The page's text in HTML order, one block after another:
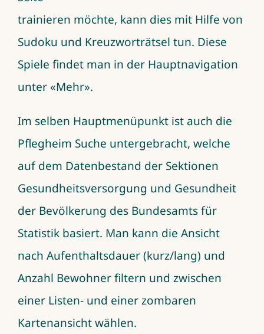
trainieren möchte, kann dies mit Hilfe von
Sudoku und Kreuzworträtsel tun. Diese
Spiele findet man in der Hauptnavigation
unter «Mehr».
Im selben Hauptmenüpunkt ist auch die
Pflegheim Suche untergebracht, welche
auf dem Datenbestand der Sektionen
Gesundheitsversorgung und Gesundheit
der Bevölkerung des Bundesamts für
Statistik basiert. Man kann die Ansicht
nach Aufenthaltsdauer (kurz/lang) und
Anzahl Bewohner filtern und zwischen
einer Listen- und einer zombaren
Kartenansicht wählen.